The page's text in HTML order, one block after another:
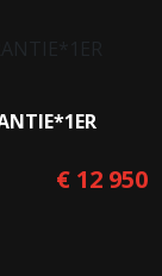
€ 12 950